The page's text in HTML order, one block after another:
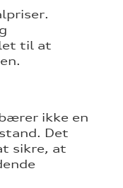
til at
ikke en
Det
sikre, at